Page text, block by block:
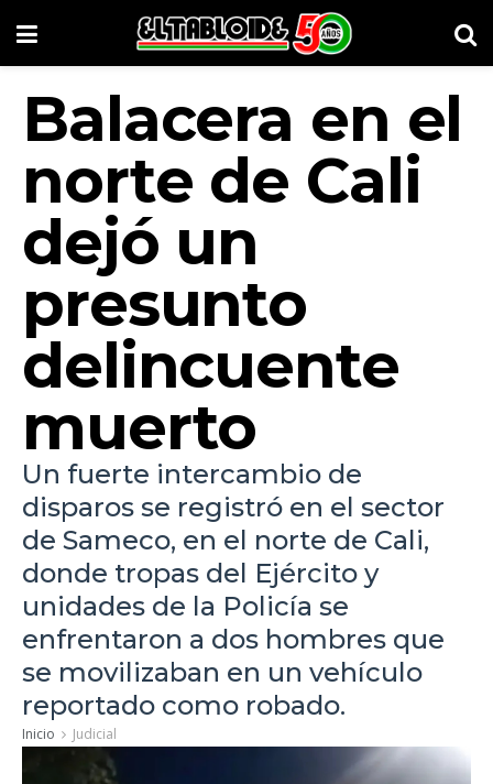
Balacera en el
norte de Cali
dejó un
presunto
delincuente
muerto
Un fuerte intercambio de
disparos se registró en el sector
de Sameco, en el norte de Cali,
donde tropas del Ejército y
unidades de la Policía se
enfrentaron a dos hombres que
se movilizaban en un vehículo
reportado como robado.
Inicio Judicial